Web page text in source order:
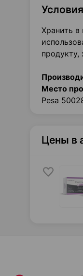
Хранить в
продукту,
Место
Pesa
Цены в